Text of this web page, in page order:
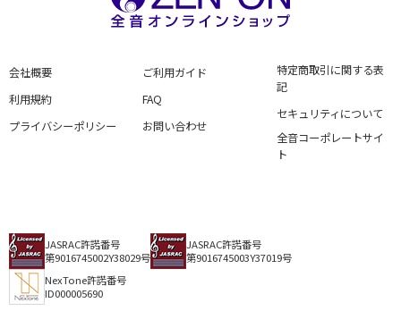
会社概要
利用規約
プライバシーポリシー
ご利用ガイド
FAQ
お問い合わせ
特定商取引に関する表
記
セキュリティについて
全音コーポレートサイ
ト
JASRAC許諾番号
第9016745002Y38029号
JASRAC許諾番号
第9016745003Y37019号
NexTone許諾番号
ID000005690